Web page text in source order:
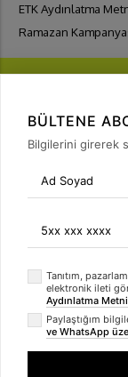
ETK Aydınlatma
Ramazan
Bülten Üyeliği
BÜLTENE
Bilgilerini girerek
Tanıtım,
elektronik ileti
Aydınlatma Metni
Paylaştığım
ve WhatsApp